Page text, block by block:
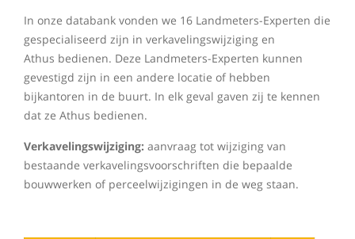
In onze databank vonden we 16 Landmeters-Experten die
gespecialiseerd zijn in verkavelingswijziging en
Athus bedienen. Deze Landmeters-Experten kunnen
gevestigd zijn in een andere locatie of hebben
bijkantoren in de buurt. In elk geval gaven zij te kennen
dat ze Athus bedienen.
Verkavelingswijziging: aanvraag tot wijziging van
bestaande verkavelingsvoorschriften die bepaalde
bouwwerken of perceelwijzigingen in de weg staan.